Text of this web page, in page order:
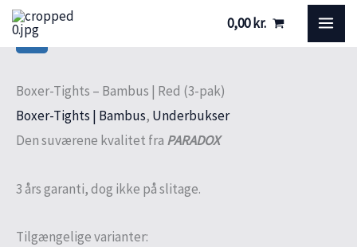
Gå
0,00kr.
Boxer-Tights – Bambus | Red (3-pak)
Boxer-Tights | Bambus, Underbukser
Den suværene kvalitet fra PARADOX
3 års garanti, dog ikke på slitage.
Tilgængelige varianter:
Boxer-
Tights
Bambus
|
Red
pak)